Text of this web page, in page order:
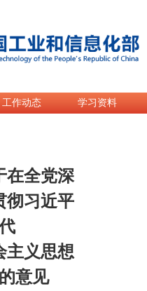
工作动态 学习资料
入开展学习贯彻习近平新时
在全党深
彻习近平
主义思想
意见